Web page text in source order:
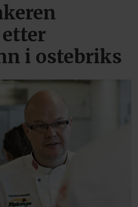
i ostebriks